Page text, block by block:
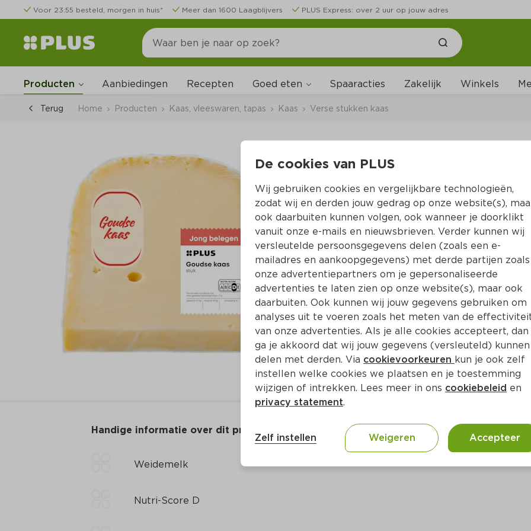
Voor 23:55 besteld, morgen in huis* Meer dan 1600 Laagblijvers PLUS Express: over 2 uur op jouw adres
Producten Aanbiedingen Recepten Goed eten Spaaracties Zakelijk Winkels
Terug Home Producten Kaas, vleeswaren, tapas Kaas Verse stukken kaas
PLUS Goudse Jong
Per Krimp 1 kg
14.99
Toevoegen
Handige informatie over dit product
Weidemelk
Nutri-Score D
De cookies van PLUS
Wij gebruiken cookies en vergelijkbare technologieën,
zodat wij en derden jouw gedrag op onze website(s),
ook daarbuiten kunnen volgen, ook wanneer je doorklikt
vanuit onze e-mails en nieuwsbrieven. Verder kunnen wij
versleutelde persoonsgegevens delen (zoals een e-
mailadres en aankoopgegevens) met derde partijen zoals
onze advertentiepartners om je gepersonaliseerde
advertenties te laten zien op onze website(s), maar ook
daarbuiten. Ook kunnen wij jouw gegevens gebruiken om
analyses uit te voeren zoals het meten van de
van onze advertenties. Als je alle cookies accepteert, dan
ga je akkoord dat wij jouw gegevens (versleuteld) kunnen
delen met derden. Via cookievoorkeuren kun je ook zelf
instellen welke cookies we plaatsen en je toestemming
wijzigen of intrekken. Lees meer in ons cookiebeleid en
privacy statement.
Zelf instellen Weigeren Accepteer